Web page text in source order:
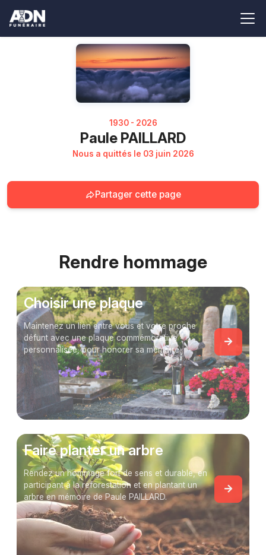
1930 - 2026
Paule PAILLARD
Nous a quittés le 03 juin 2026
Partager cette page
Rendre hommage
Choisir une plaque
Maintenez un lien entre vous et votre proche
défunt avec une plaque commémorative
personnalisée, pour honorer sa mémoire.
Faire planter un arbre
Rendez un hommage fort de sens et durable, en
participant à la reforestation et en plantant un
arbre en mémoire de Paule PAILLARD.